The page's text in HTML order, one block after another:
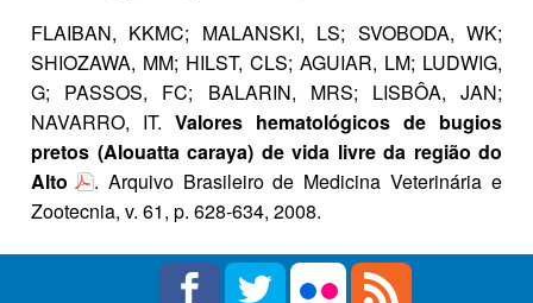
FLAIBAN, KKMC; MALANSKI, LS; SVOBODA, WK;
SHIOZAWA, MM; HILST, CLS; AGUIAR, LM; LUDWIG,
G; PASSOS, FC; BALARIN, MRS; LISBÔA, JAN;
NAVARRO, IT. Valores hematológicos de bugios
pretos (Alouatta caraya) de vida livre da região do
Alto
. Arquivo Brasileiro de Medicina Veterinária e
Zootecnia, v. 61, p. 628-634, 2008.